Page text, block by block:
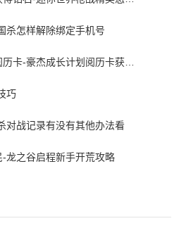
杀怎样解除绑定手机号
豪杰成长计划怎么快速获取阅历卡-豪杰成长计划阅历卡获得攻略
巧
对战记录有没有其他办法看
龙之谷启程新手开荒攻略